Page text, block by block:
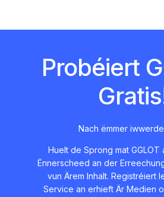
Probéiert
Nach ëmmer
Huelt de Sprong mat GGLOT
Ënnerscheed an der
vun Ärem Inhalt. Registréiert
Service an erhieft Är Medien